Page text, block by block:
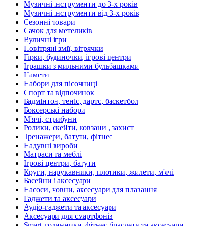
Музичні інструменти до 3-х років
Музичні інструменти від 3-х років
Сезонні товари
Сачок для метеликів
Вуличні ігри
Повітряні змії, вітрячки
Гірки, будиночки, ігрові центри
Іграшки з мильними бульбашками
Намети
Набори для пісочниці
Спорт та відпочинок
Бадмінтон, теніс, дартс, баскетбол
Боксерські набори
М'ячі, стрибуни
Ролики, скейти, ковзани , захист
Тренажери, батути, фітнес
Надувні вироби
Матраси та меблі
Ігрові центри, батути
Круги, нарукавники, плотики, жилети, м'ячі
Басейни і аксесуари
Насоси, човни, аксесуари для плавання
Гаджети та аксесуари
Аудіо-гаджети та аксесуари
Аксесуари для смартфонів